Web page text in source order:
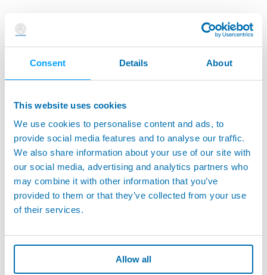
Consent Details About
This website uses cookies
We use cookies to personalise content and ads, to
provide social media features and to analyse our traffic.
We also share information about your use of our site with
our social media, advertising and analytics partners who
may combine it with other information that you’ve
provided to them or that they’ve collected from your use
of their services.
Allow all